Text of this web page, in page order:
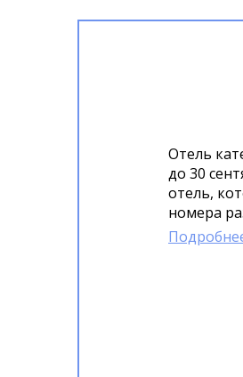
Отель
до 30 сентября рады Вам
отель,
номера
ужин мы